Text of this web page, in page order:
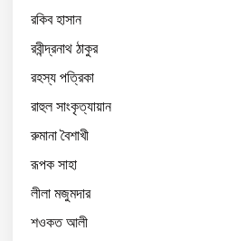
রকিব হাসান
রবীন্দ্রনাথ ঠাকুর
রহস্য পত্রিকা
রাহুল সাংকৃত্যায়ান
রুমানা বৈশাখী
রূপক সাহা
লীলা মজুমদার
শওকত আলী